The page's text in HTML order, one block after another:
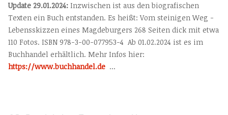
Update 29.01.2024: Inzwischen ist aus den biografischen
Texten ein Buch entstanden. Es heißt: Vom steinigen Weg -
Lebensskizzen eines Magdeburgers 268 Seiten dick mit etwa
110 Fotos. ISBN 978-3-00-077953-4 Ab 01.02.2024 ist es im
Buchhandel erhältlich. Mehr Infos hier:
https://www.buchhandel.de ...